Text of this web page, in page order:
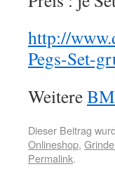
http://
Pegs-Set-
Weitere
Dieser Beitrag
Onlineshop,
Permalink.